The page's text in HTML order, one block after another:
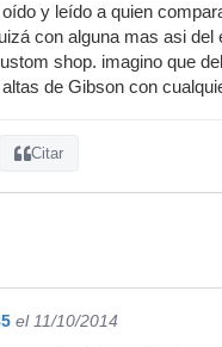
y leído a quien
con alguna mas asi
shop. imagino que
de Gibson con
Citar
el 11/10/2014